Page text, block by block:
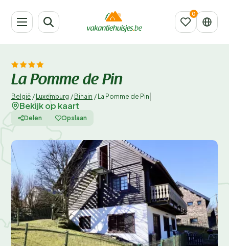
La Pomme de Pin
België / Luxemburg / Bihain / La Pomme de Pin
Bekijk op kaart
Delen Opslaan